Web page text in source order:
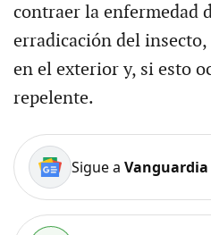
contraer la enfermedad
erradicación del
en el exterior y, si esto
repelente.
Sigue a Vanguardia